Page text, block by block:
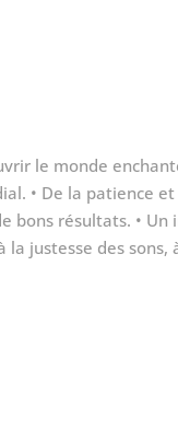
le monde
• De la patience
bons résultats. • Un
justesse des sons,